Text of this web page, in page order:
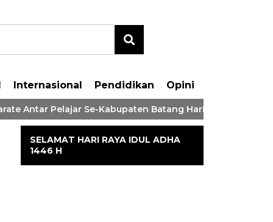
Internasional Pendidikan Opini
Pelajar Se-Kabupaten Batang Hari Tahaun 2026
SELAMAT HARI RAYA IDUL ADHA
1446 H